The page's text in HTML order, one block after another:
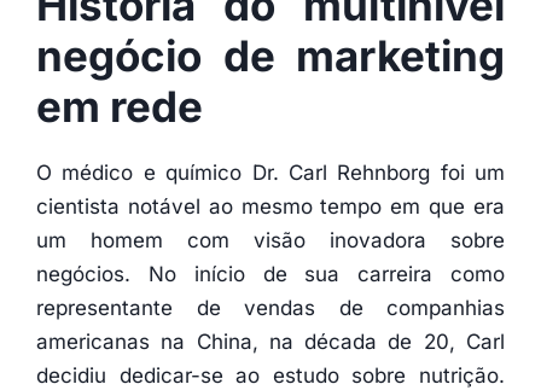
negócio de marketing
em rede
O médico e químico Dr. Carl Rehnborg foi um
cientista notável ao mesmo tempo em que era
um homem com visão inovadora sobre
negócios. No início de sua carreira como
representante de vendas de companhias
americanas na China, na década de 20, Carl
decidiu dedicar-se ao estudo sobre nutrição.